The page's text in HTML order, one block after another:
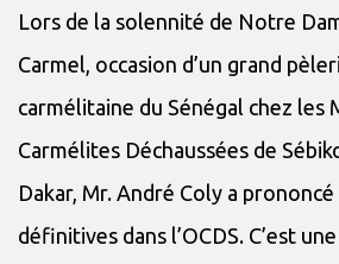
Lors de la solennité de Notre
Carmel, occasion d’un grand
carmélitaine du Sénégal chez les
Carmélites Déchaussées de
Dakar, Mr. André Coly a
définitives dans l’OCDS. C’est